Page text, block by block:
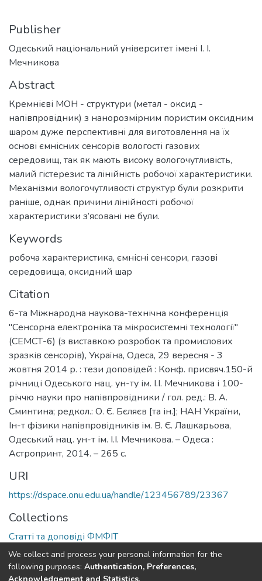
Publisher
Одеський національний університет імені І. І.
Мечникова
Abstract
Кремнієві МОН - структури (метал - оксид -
напівпровідник) з нанорозмірним пористим оксидним
шаром дуже перспективні для виготовлення на їх
основі ємнісних сенсорів вологості газових
середовищ, так як мають високу вологочутливість,
малий гістерезис та лінійність робочої характеристики.
Механізми вологочутливості структур були розкрити
раніше, однак причини лінійності робочої
характеристики з’ясовані не були.
Keywords
робоча характеристика, ємнісні сенсори, газові
середовища, оксидний шар
Citation
6-та Міжнародна наукова-технічна конференція
"Сенсорна електроніка та мікросистемні технології"
(СЕМСТ-6) (з виставкою розробок та промислових
зразків сенсорів), Україна, Одеса, 29 вересня - 3
жовтня 2014 р. : тези доповідей : Конф. присвяч.150-й
річниці Одеського нац. ун-ту ім. І.І. Мечникова і 100-
річчю науки про напівпровідники / гол. ред.: В. А.
Сминтина; редкол.: О. Є. Бєляєв [та ін.]; НАН України,
Ін-т фізики напівпровідників ім. В. Є. Лашкарьова,
Одеський нац. ун-т ім. І.І. Мечникова. – Одеса :
Астропринт, 2014. – 265 с.
URI
https://dspace.onu.edu.ua/handle/123456789/23367
Collections
Статті та доповіді ФМФІТ
Full item page
We collect and process your personal information for the
following purposes: Authentication, Preferences,